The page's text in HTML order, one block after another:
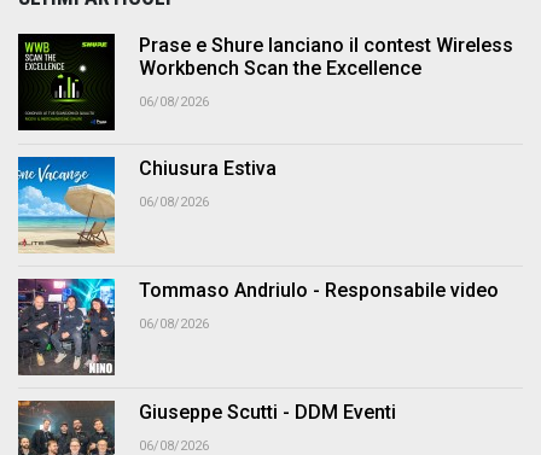
Prase e Shure lanciano il contest Wireless
Workbench Scan the Excellence
06/08/2026
Chiusura Estiva
06/08/2026
Tommaso Andriulo - Responsabile video
06/08/2026
Giuseppe Scutti - DDM Eventi
06/08/2026